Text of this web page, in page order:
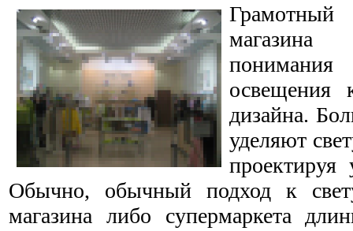
освещения
дизайна.
уделяют
проектируя
Обычно, обычный подход к
магазина либо супермаркета